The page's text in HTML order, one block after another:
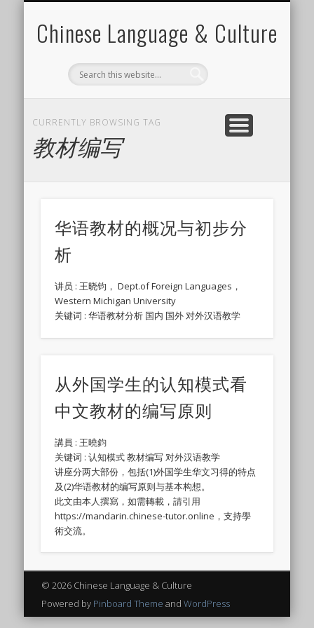
Chinese Language & Culture
CURRENTLY BROWSING TAG
教材编写
华语教材的概况与初步分
析
讲员 : 王晓钧， Dept.of Foreign Languages，
Western Michigan University
关键词 : 华语教材分析 国内 国外 对外汉语教学
从外国学生的认知模式看
中文教材的编写原则
講員 : 王曉鈞
关键词 : 认知模式 教材编写 对外汉语教学
讲座分两大部份，包括(1)外国学生华文习得的特点
及(2)华语教材的编写原则与基本构想。
此文由本人撰寫，如需轉載，請引用
https://mandarin.chinese-tutor.online，支持學
術交流。
© 2026 Chinese Language & Culture
Powered by Pinboard Theme and WordPress